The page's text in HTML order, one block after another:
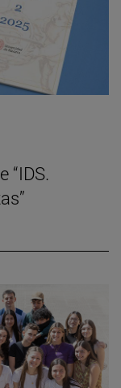
“IDS.